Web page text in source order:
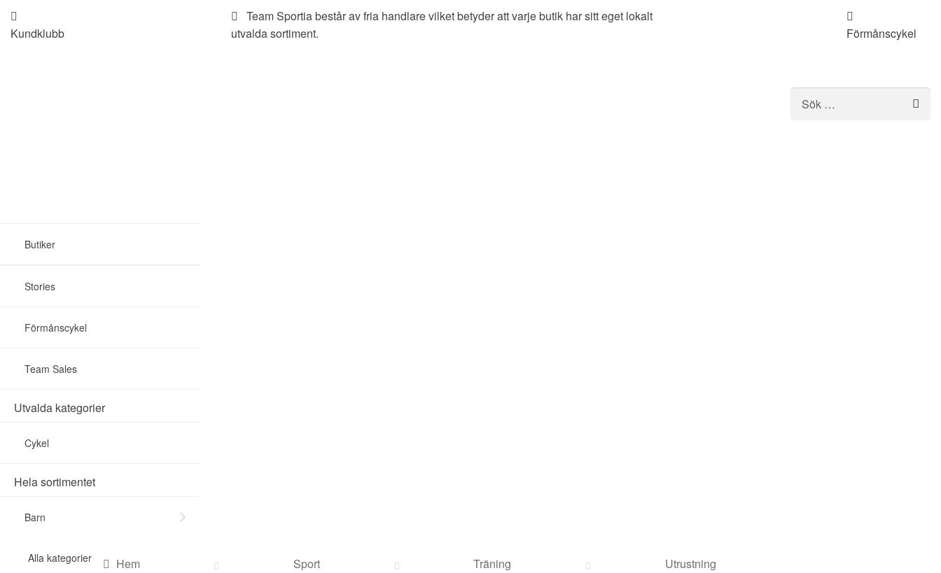
Kundklubb
Team Sportia består av fria handlare vilket betyder att varje butik har sitt eget lokalt
utvalda sortiment.
Förmånscykel
efter:
Butiker
Stories
Förmånscykel
Team Sales
Utvalda kategorier
Cykel
Hela sortimentet
Barn
Alla kategorier
Sök
Hem
Sport Träning
Utrustning